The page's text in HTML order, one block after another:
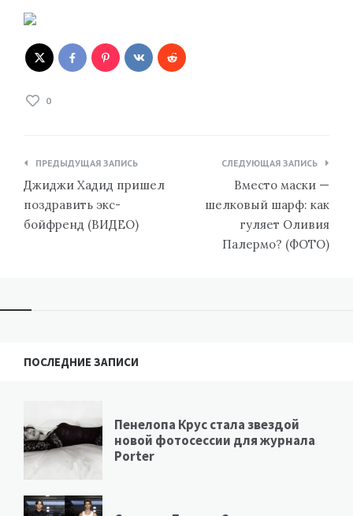
0
Навигация
по
записям
ПРЕДЫДУЩАЯ ЗАПИСЬ
Джиджи Хадид пришел
поздравить экс-
бойфренд (ВИДЕО)
СЛЕДУЮЩАЯ ЗАПИСЬ
Вместо маски —
шелковый шарф: как
гуляет Оливия
Палермо? (ФОТО)
ПОСЛЕДНИЕ ЗАПИСИ
Пенелопа Крус стала звездой
новой фотосессии для журнала
Porter